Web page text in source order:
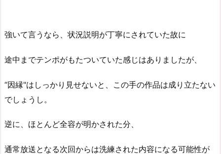
強いて言うなら、状況説明が丁寧にされていた故に
途中までテンポがもたついていた感じはありましたが、
“因縁"はしっかり見せないと、この手の作品は成り立たない
でしょうし。
逆に、ほとんど全容が明かされた分、
通常放送となる次回からは洗練された内容になる可能性が